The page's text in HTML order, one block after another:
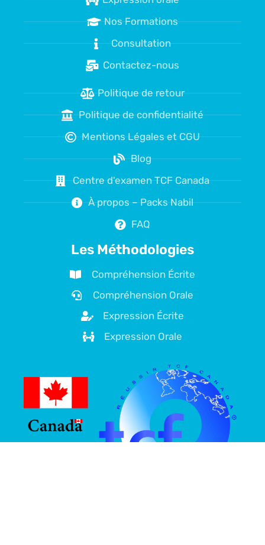
Nos Formations
Consultation
Contactez-nous
Politique de retour
Politique de confidentialité
Mentions Légales et CGU
Blog
Centre d'examen TCF Canada
À propos – Packs Nabil
FAQ
Les Méthodologies
Compréhension Écrite
Compréhension Orale
Expression Écrite
Expression Orale